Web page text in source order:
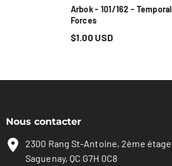
Arbok - 101/162 - Temporal
Forces
$1.00 USD
Nous contacter
2300 Rang St-Antoine, 2ème étage
Saguenay, QC G7H 0C8